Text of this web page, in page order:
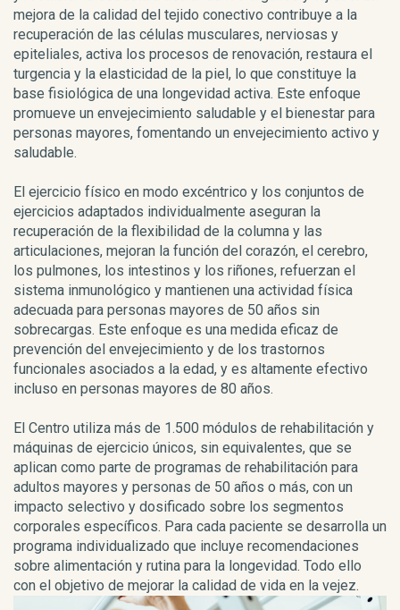
mejora de la calidad del tejido conectivo contribuye a la
recuperación de las células musculares, nerviosas y
epiteliales, activa los procesos de renovación, restaura el
turgencia y la elasticidad de la piel, lo que constituye la
base fisiológica de una longevidad activa. Este enfoque
promueve un envejecimiento saludable y el bienestar para
personas mayores, fomentando un envejecimiento activo y
saludable.
El ejercicio físico en modo excéntrico y los conjuntos de
ejercicios adaptados individualmente aseguran la
recuperación de la flexibilidad de la columna y las
articulaciones, mejoran la función del corazón, el cerebro,
los pulmones, los intestinos y los riñones, refuerzan el
sistema inmunológico y mantienen una actividad física
adecuada para personas mayores de 50 años sin
sobrecargas. Este enfoque es una medida eficaz de
prevención del envejecimiento y de los trastornos
funcionales asociados a la edad, y es altamente efectivo
incluso en personas mayores de 80 años.
El Centro utiliza más de 1.500 módulos de rehabilitación y
máquinas de ejercicio únicos, sin equivalentes, que se
aplican como parte de programas de rehabilitación para
adultos mayores y personas de 50 años o más, con un
impacto selectivo y dosificado sobre los segmentos
corporales específicos. Para cada paciente se desarrolla un
programa individualizado que incluye recomendaciones
sobre alimentación y rutina para la longevidad. Todo ello
con el objetivo de mejorar la calidad de vida en la vejez.